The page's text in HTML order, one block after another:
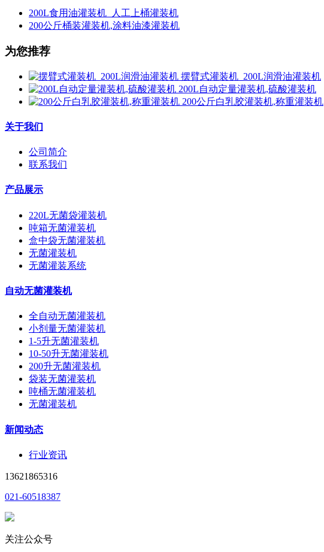
200L食用油灌装机_人工上桶灌装机
200公斤桶装灌装机,涂料油漆灌装机
为您推荐
摆臂式灌装机_200L润滑油灌装机
200L自动定量灌装机,硫酸灌装机
200公斤白乳胶灌装机,称重灌装机
关于我们
公司简介
联系我们
产品展示
220L无菌袋灌装机
吨箱无菌灌装机
盒中袋无菌灌装机
无菌灌装机
无菌灌装系统
自动无菌灌装机
全自动无菌灌装机
小剂量无菌灌装机
1-5升无菌灌装机
10-50升无菌灌装机
200升无菌灌装机
袋装无菌灌装机
吨桶无菌灌装机
无菌灌装机
新闻动态
行业资讯
13621865316
021-60518387
关注公众号